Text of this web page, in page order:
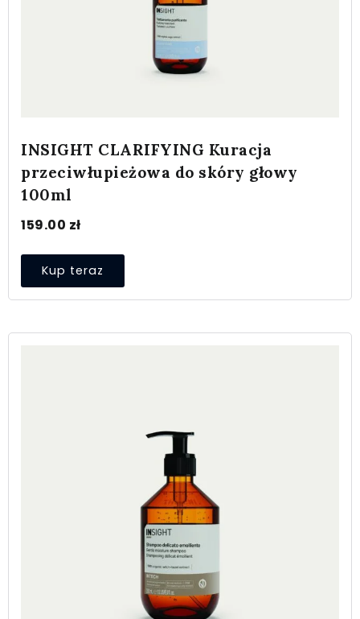
INSIGHT CLARIFYING Kuracja
przeciwłupieżowa do skóry głowy
100ml
159.00 zł
Kup teraz